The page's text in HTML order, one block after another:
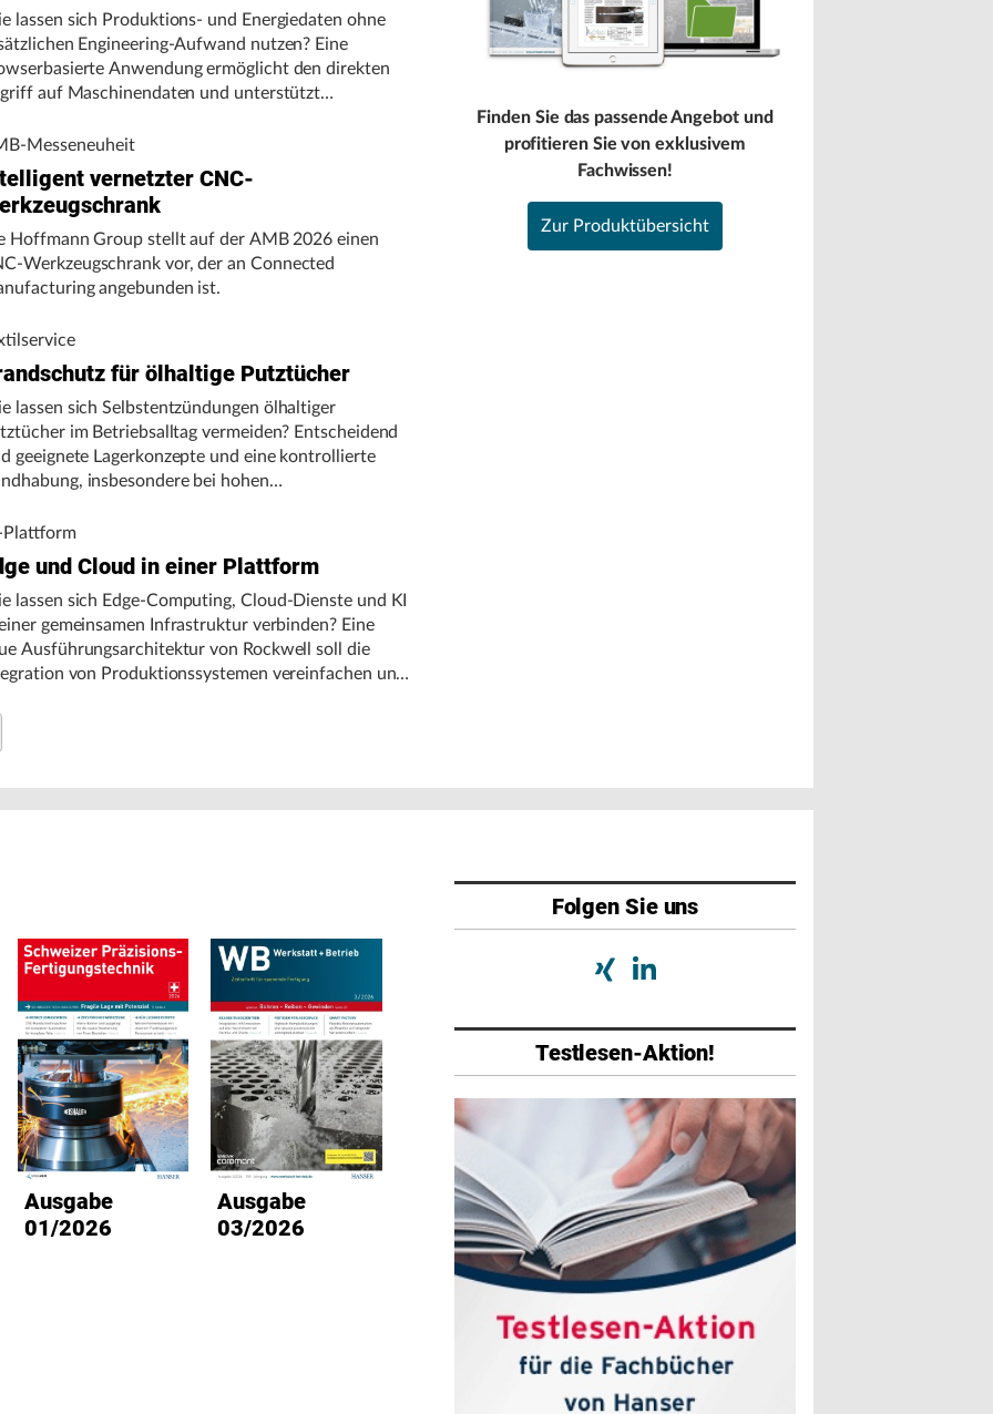
lassen sich Produktions- und Energiedaten ohne
Engineering-Aufwand nutzen? Eine
Anwendung ermöglicht den direkten
auf Maschinendaten und unterstützt
Stillständen und Energieverbrauch.
Messeneuheit
vernetzter CNC-
Hoffmann Group stellt auf der AMB 2026 einen
Werkzeugschrank vor, der an Connected
angebunden ist.
für ölhaltige Putztücher
lassen sich Selbstentzündungen ölhaltiger
im Betriebsalltag vermeiden? Entscheidend
geeignete Lagerkonzepte und eine kontrollierte
insbesondere bei hohen
Plattform
und Cloud in einer Plattform
lassen sich Edge-Computing, Cloud-Dienste und KI
gemeinsamen Infrastruktur verbinden? Eine
Ausführungsarchitektur von Rockwell soll die
von Produktionssystemen vereinfachen und
Finden Sie das passende Angebot und
profitieren Sie von exklusivem
Fachwissen!
Zur Produktübersicht
Ausgabe
01/2026
Ausgabe
03/2026
Ausgabe
02/2026
Ausgabe
01/2026
Folgen Sie uns
Testlesen-Aktion!